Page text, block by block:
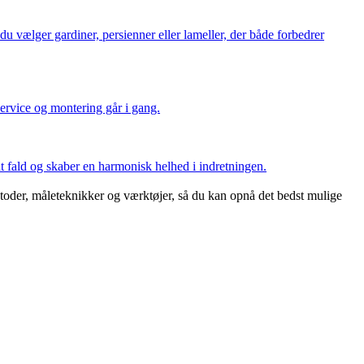
vælger gardiner, persienner eller lameller, der både forbedrer
og montering går i gang.
og skaber en harmonisk helhed i indretningen.
måleteknikker og værktøjer, så du kan opnå det bedst mulige